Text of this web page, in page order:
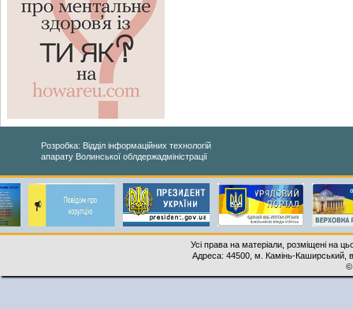
Розробка: Відділ інформаційних технологій
апарату Волинської облдержадміністрації
Усі права на матеріали, розміщені на
Адреса: 44500, м. Камінь-Каширський,
©